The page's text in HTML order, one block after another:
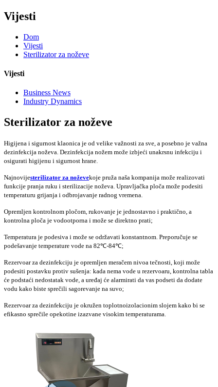
Vijesti
Dom
Vijesti
Sterilizator za noževe
Vijesti
Business News
Industry Dynamics
Sterilizator za noževe
Higijena i sigurnost klaonica je od velike važnosti za sve, a posebno je važna
dezinfekcija noževa. Dezinfekcija nožem može izbjeći unakrsnu infekciju i
osigurati higijenu i sigurnost hrane.
Najnovijesterilizator za noževekoje pruža naša kompanija može realizovati
funkcije pranja ruku i sterilizacije noževa. Upravljačka ploča može podesiti
temperaturu grijanja i odbrojavanje radnog vremena.
Opremljen kontrolnom pločom, rukovanje je jednostavno i praktično, a
kontrolna ploča je vodootporna i može se direktno prati;
Temperatura je podesiva i može se održavati konstantnom. Preporučuje se
podešavanje temperature vode na 82℃-84℃;
Rezervoar za dezinfekciju je opremljen meračem nivoa tečnosti, koji može
podesiti postavku protiv sušenja: kada nema vode u rezervoaru, kontrolna tabla
će podstaći nedostatak vode, a uređaj će alarmirati da vas podseti da dodate
vodu kako biste sprečili sagorevanje na suvo;
Rezervoar za dezinfekciju je okružen toplotnoizolacionim slojem kako bi se
efikasno sprečile opekotine izazvane visokim temperaturama.